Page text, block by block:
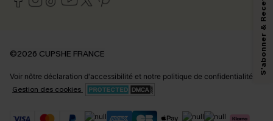
©2026 CUPSHE FRANCE
Voir nôtre déclaration d'accessibilité et notre politique de confidentialité.
Gestion des cookies
marketing (y compris du contenu généré par l'IA) de Cupshe et
personnaliser nos contenus et nos offres, et de vous recommander des
Politique de
confidentialité. Vous pouvez vous désabonner à tout moment.